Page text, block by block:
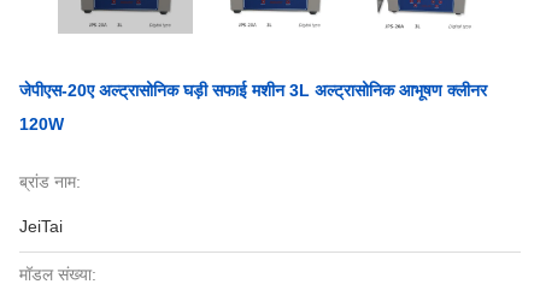
जेपीएस-20ए अल्ट्रासोनिक घड़ी सफाई मशीन 3L अल्ट्रासोनिक आभूषण क्लीनर
120W
ब्रांड नाम:
JeiTai
मॉडल संख्या: